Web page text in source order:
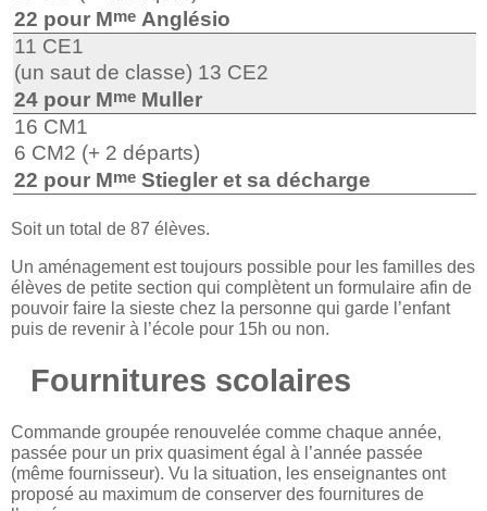
22 pour Mme Anglésio
11 CE1
(un saut de classe) 13 CE2
24 pour Mme Muller
16 CM1
6 CM2 (+ 2 départs)
22 pour Mme Stiegler et sa décharge
Soit un total de 87 élèves.
Un aménagement est toujours possible pour les familles des
élèves de petite section qui complètent un formulaire afin de
pouvoir faire la sieste chez la personne qui garde l’enfant
puis de revenir à l’école pour 15h ou non.
Fournitures scolaires
Commande groupée renouvelée comme chaque année,
passée pour un prix quasiment égal à l’année passée
(même fournisseur). Vu la situation, les enseignantes ont
proposé au maximum de conserver des fournitures de